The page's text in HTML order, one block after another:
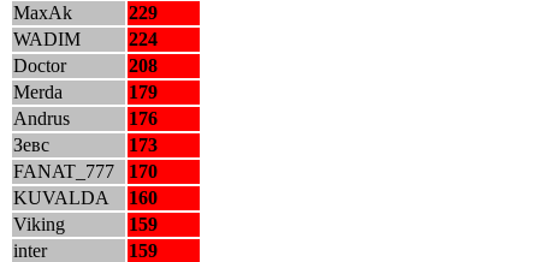
MaxAk
229
WADIM
224
Doctor
208
Merda
179
Andrus
176
Зевс
173
FANAT_777
170
KUVALDA
160
Viking
159
inter
159